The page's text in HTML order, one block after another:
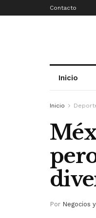
Contacto
Inicio
Inicio
Por Negocios